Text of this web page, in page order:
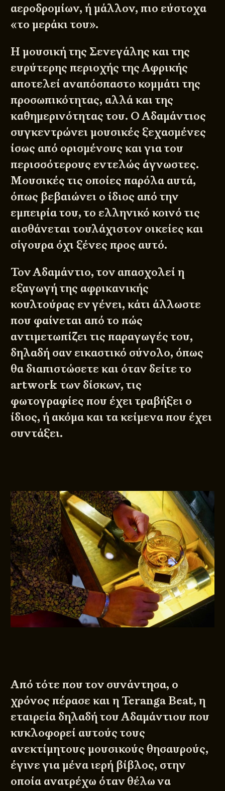
αεροδρομίων, ή μάλλον, πιο εύστοχα
«το μεράκι του».
Η μουσική της Σενεγάλης και της
ευρύτερης περιοχής της Αφρικής
αποτελεί αναπόσπαστο κομμάτι της
προσωπικότητας, αλλά και της
καθημερινότητας του. Ο Αδαμάντιος
συγκεντρώνει μουσικές ξεχασμένες
ίσως από ορισμένους και για του
περισσότερους εντελώς άγνωστες.
Μουσικές τις οποίες παρόλα αυτά,
όπως βεβαιώνει ο ίδιος από την
εμπειρία του, το ελληνικό κοινό τις
αισθάνεται τουλάχιστον οικείες και
σίγουρα όχι ξένες προς αυτό.
Τον Αδαμάντιο, τον απασχολεί η
εξαγωγή της αφρικανικής
κουλτούρας εν γένει, κάτι άλλωστε
που φαίνεται από το πώς
αντιμετωπίζει τις παραγωγές του,
δηλαδή σαν εικαστικό σύνολο, όπως
θα διαπιστώσετε και όταν δείτε το
artwork των δίσκων, τις
φωτογραφίες που έχει τραβήξει ο
ίδιος, ή ακόμα και τα κείμενα που έχει
συντάξει.
Από τότε που τον συνάντησα, ο
χρόνος πέρασε και η Teranga Beat, η
εταιρεία δηλαδή του Αδαμάντιου που
κυκλοφορεί αυτούς τους
ανεκτίμητους μουσικούς θησαυρούς,
έγινε για μένα ιερή βίβλος, στην
οποία ανατρέχω όταν θέλω να